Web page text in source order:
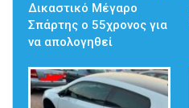
Δικαστικό Μέγαρο
Σπάρτης ο 55χρονος για
να απολογηθεί